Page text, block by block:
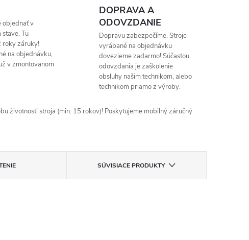
objednať v
Tu
roky záruky!
na objednávku,
v zmontovanom
DOPRAVA A
ODOVZDANIE
Dopravu zabezpečíme. Stroje
vyrábané na objednávku
dovezieme zadarmo! Súčasťou
odovzdania je zaškolenie
obsluhy našim technikom, alebo
technikom priamo z výroby.
životnosti stroja (min. 15 rokov)! Poskytujeme mobilný záručný
SÚVISIACE PRODUKTY